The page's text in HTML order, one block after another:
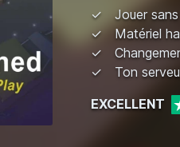
Jouer
Matériel
Ton
EXCELLENT